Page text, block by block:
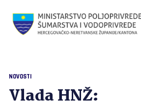
NOVOSTI
Vlada HNŽ: